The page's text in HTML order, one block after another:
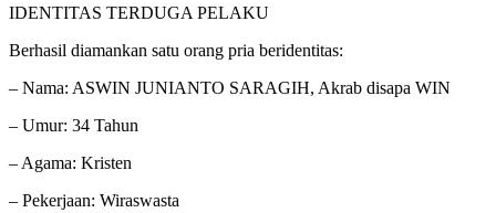
IDENTITAS TERDUGA PELAKU
Berhasil diamankan satu orang pria beridentitas:
– Nama: ASWIN JUNIANTO SARAGIH, Akrab disapa WIN
– Umur: 34 Tahun
– Agama: Kristen
– Pekerjaan: Wiraswasta